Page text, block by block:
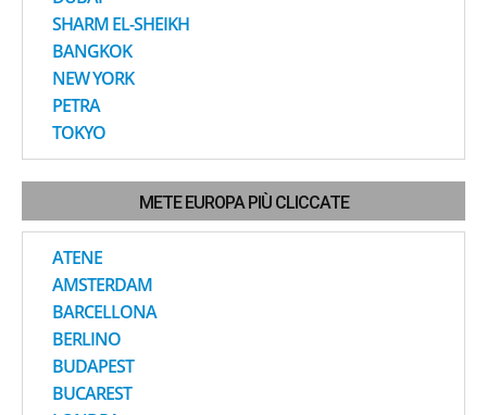
SHARM EL-SHEIKH
BANGKOK
NEW YORK
PETRA
TOKYO
METE EUROPA PIÙ CLICCATE
ATENE
AMSTERDAM
BARCELLONA
BERLINO
BUDAPEST
BUCAREST